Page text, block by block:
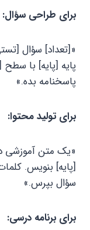
برای طراحی سؤال:
«[تعداد] سؤال
پایه [پایه] با
پاسخنامه بده.»
برای تولید محتوا:
«یک متن آموزشی
سؤال بپرس.»
برای برنامه درسی: